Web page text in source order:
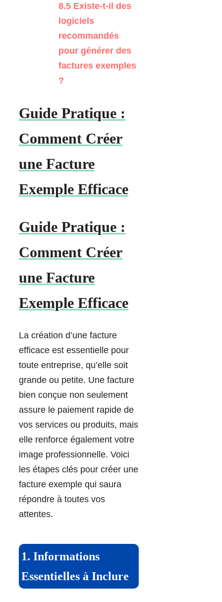
8.5 Existe-t-il des
logiciels
recommandés
pour générer des
factures exemples
?
Guide Pratique :
Comment Créer
une Facture
Exemple Efficace
Guide Pratique :
Comment Créer
une Facture
Exemple Efficace
La création d’une facture
efficace est essentielle pour
toute entreprise, qu’elle soit
grande ou petite. Une facture
bien conçue non seulement
assure le paiement rapide de
vos services ou produits, mais
elle renforce également votre
image professionnelle. Voici
les étapes clés pour créer une
facture exemple qui saura
répondre à toutes vos
attentes.
1. Informations
Essentielles à Inclure